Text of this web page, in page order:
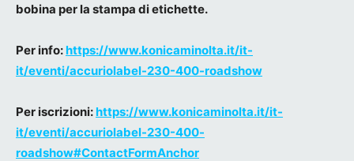
bobina per la stampa di etichette.
Per info:https://www.konicaminolta.it/it-
it/eventi/accuriolabel-230-400-roadshow
Per iscrizioni:https://www.konicaminolta.it/it-
it/eventi/accuriolabel-230-400-
roadshow#ContactFormAnchor